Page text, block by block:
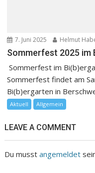
7. Juni 2025 Helmut
Sommerfest 2025 im
Sommerfest im
Sommerfest findet am
Bi(b)ergarten in
Aktuell Allgemein
LEAVE A COMMENT
Du musstangemeldet